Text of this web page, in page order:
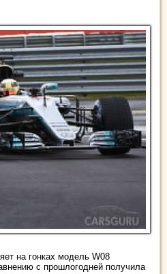
на гонках модель W08
с прошлогодней получила